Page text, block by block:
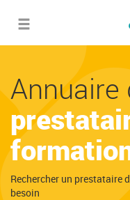
Toggle
Annuaire
Rechercher un prestataire
besoin